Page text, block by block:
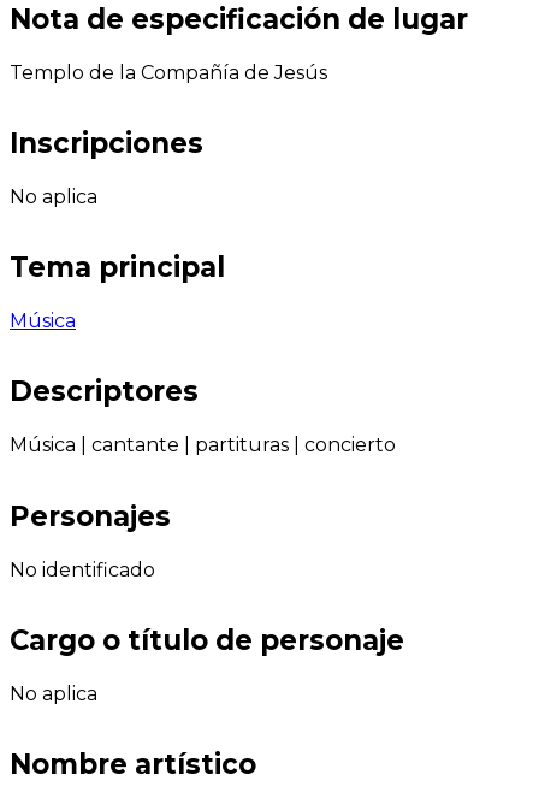
Nota de especificación de lugar
Templo de la Compañía de Jesús
Inscripciones
No aplica
Tema principal
Música
Descriptores
Música cantante partituras concierto
Personajes
No identificado
Cargo o título de personaje
No aplica
Nombre artístico